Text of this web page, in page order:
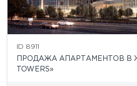
ID 8911
ПРОДАЖА АПАРТАМЕНТОВ В
TOWERS»